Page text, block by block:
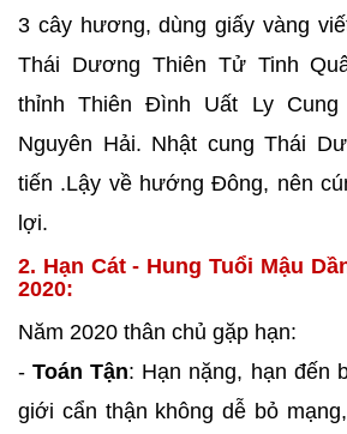
3 cây hương, dùng giấy vàng
Thái Dương Thiên Tử Tinh
thỉnh Thiên Đình Uất Ly
Nguyên Hải. Nhật cung Thái
tiến .Lậy về hướng Đông, nên
lợi.
2. Hạn Cát - Hung Tuổi Mậu
2020:
Năm 2020 thân chủ gặp hạn:
-Toán Tận: Hạn nặng, hạn đến
giới cẩn thận không dễ bỏ